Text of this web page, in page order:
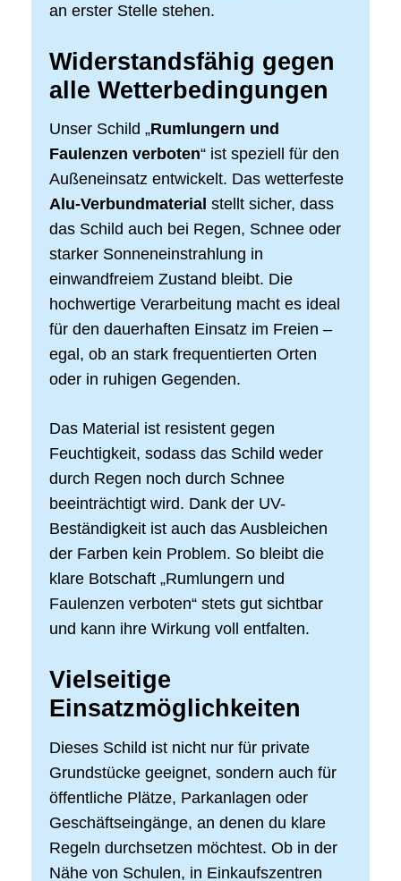
an erster Stelle stehen.
Widerstandsfähig gegen
alle Wetterbedingungen
Unser Schild „Rumlungern und
Faulenzen verboten“ ist speziell für den
Außeneinsatz entwickelt. Das wetterfeste
Alu-Verbundmaterial stellt sicher, dass
das Schild auch bei Regen, Schnee oder
starker Sonneneinstrahlung in
einwandfreiem Zustand bleibt. Die
hochwertige Verarbeitung macht es ideal
für den dauerhaften Einsatz im Freien –
egal, ob an stark frequentierten Orten
oder in ruhigen Gegenden.
Das Material ist resistent gegen
Feuchtigkeit, sodass das Schild weder
durch Regen noch durch Schnee
beeinträchtigt wird. Dank der UV-
Beständigkeit ist auch das Ausbleichen
der Farben kein Problem. So bleibt die
klare Botschaft „Rumlungern und
Faulenzen verboten“ stets gut sichtbar
und kann ihre Wirkung voll entfalten.
Vielseitige
Einsatzmöglichkeiten
Dieses Schild ist nicht nur für private
Grundstücke geeignet, sondern auch für
öffentliche Plätze, Parkanlagen oder
Geschäftseingänge, an denen du klare
Regeln durchsetzen möchtest. Ob in der
Nähe von Schulen, in Einkaufszentren